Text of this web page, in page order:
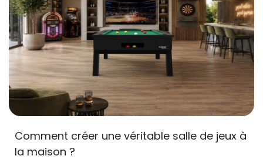
Comment créer une véritable salle de jeux à
la maison ?